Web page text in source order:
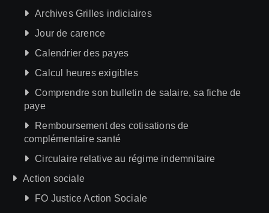
Archives Grilles indiciaires
Jour de carence
Calendrier des payes
Calcul heures exigibles
Comprendre son bulletin de salaire, sa fiche de
paye
Remboursement des cotisations de
complémentaire santé
Circulaire relative au régime indemnitaire
Action sociale
FO Justice Action Sociale